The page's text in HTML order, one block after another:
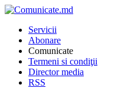
Servicii
Abonare
Comunicate
Termeni si condiţii
Director media
RSS